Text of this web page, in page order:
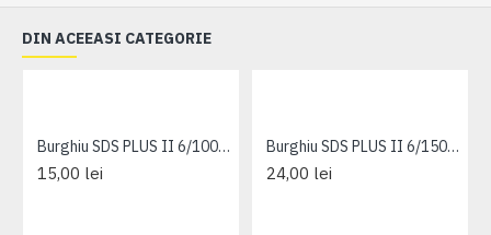
DIN ACEEASI CATEGORIE
Burghiu SDS PLUS II 6/100/160 FISCHER
15,00 lei
Burghiu SDS PLUS II 6/150/210 FISCHER
24,00 lei